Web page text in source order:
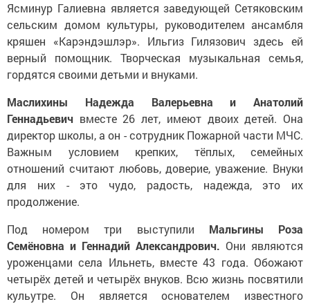
Ясминур Галиевна является заведующей Сетяковским
сельским домом культуры, руководителем ансамбля
кряшен «Карэндэшлэр». Ильгиз Гилязович здесь ей
верный помощник. Творческая музыкальная семья,
гордятся своими детьми и внуками.
Маслихины Надежда Валерьевна и Анатолий
Геннадьевич вместе 26 лет, имеют двоих детей. Она
директор школы, а он - сотрудник Пожарной части МЧС.
Важным условием крепких, тёплых, семейных
отношений считают любовь, доверие, уважение. Внуки
для них - это чудо, радость, надежда, это их
продолжение.
Под номером три выступили Мальгины Роза
Семёновна и Геннадий Александрович. Они являются
уроженцами села Ильнеть, вместе 43 года. Обожают
четырёх детей и четырёх внуков. Всю жизнь посвятили
кульутре. Он является основателем известного